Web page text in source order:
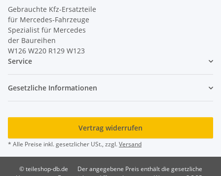
Gebrauchte Kfz-Ersatzteile
für Mercedes-Fahrzeuge
Spezialist für Mercedes
der Baureihen
W126 W220 R129 W123
Service
Gesetzliche Informationen
Vertrag widerrufen
* Alle Preise inkl. gesetzlicher USt., zzgl.Versand
© teileshop-db.de
Der angegebene Preis enthält die gesetzliche